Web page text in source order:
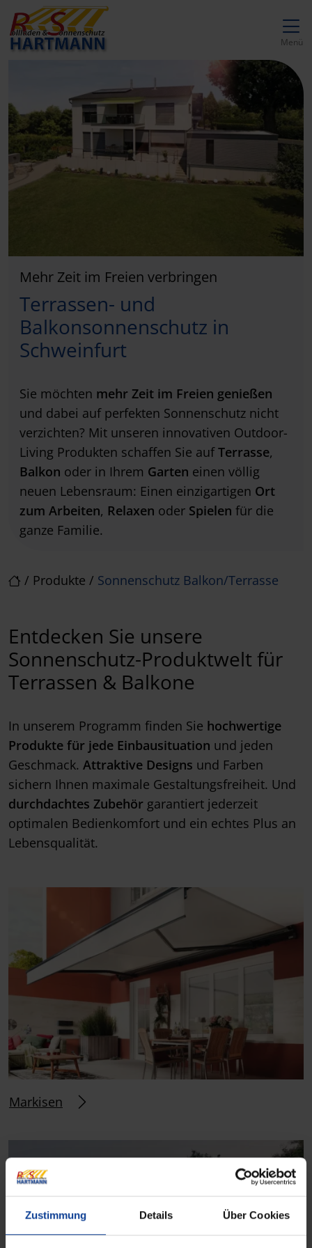
Zustimmung Details Über Cookies
zur Top-Navigation
zur Hauptnavigation
Inhalt springen
zum Footer
Hauptnavigation
Menü
/ Produkte / Sonnenschutz Balkon/Terrasse
Mehr Zeit im Freien verbringen
Terrassen- und
Balkonsonnenschutz in
Schweinfurt
Sie möchten mehr Zeit im Freien genießen
und dabei auf perfekten Sonnenschutz nicht
verzichten? Mit unseren innovativen Outdoor-
Living Produkten schaffen Sie aufTerrasse,
Balkon oder in Ihrem Garten einen völlig
neuen Lebensraum: Einen einzigartigen Ort
zum Arbeiten, Relaxen oder Spielen für die
ganze Familie.
Entdecken Sie unsere
Sonnenschutz-Produktwelt für
Terrassen & Balkone
In unserem Programm finden Sie hochwertige
Produkte für jede Einbausituation und jeden
Geschmack. Attraktive Designs und Farben
sichern Ihnen maximale Gestaltungsfreiheit. Und
durchdachtes Zubehör garantiert jederzeit
optimalen Bedienkomfort und ein echtes Plus an
Lebensqualität.
Markisen